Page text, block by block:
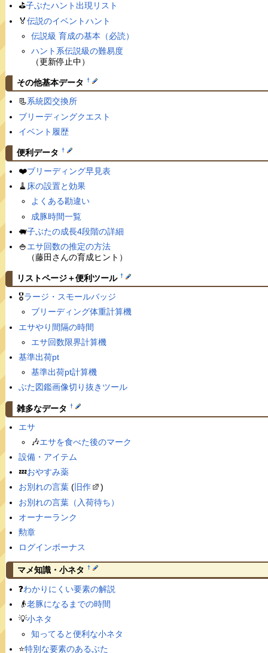
⛳️子ぶたハント出現リスト
🏅伝説のイベントハント
伝説級 育成の基本（必読）
ハント系伝説級の難易度
（更新停止中）
その他基本データ †
📃系統図交換所
ブリーディングクエスト
イベント履歴
便利データ †
❤️ブリーディング早見表
🧹 床の設置と効果
よくある勘違い
成豚時間一覧
🐖子ぶたの成長4段階の詳細
🍚エサ回数の推定の方法
（藤田さんの育成ヒント）
リストページ＋便利ツール †
🎖ラージ・スモールバッジ
ブリーディング体重計算機
エサやり間隔の時間
エサ回数限界計算機
基準出荷pt
基準出荷pt計算機
ぶた図鑑画像切り抜きツール
雑多なデータ †
エサ
🎶エサを食べた後のマーク
設備・アイテム
💤おやすみ薬
お別れの言葉(旧作
)
お別れの言葉（入荷待ち）
オーナーランク
勲章
ログインボーナス
マメ知識・小ネタ †
❓わかりにくい要素の解説
👴老豚になるまでの時間
💡小ネタ
知ってると便利な小ネタ
⭐️特別な要素のあるぶた